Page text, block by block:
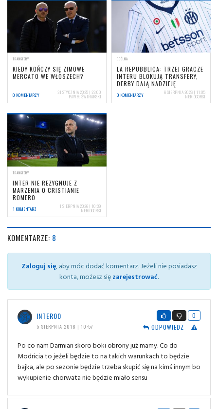
TRANSFERY
KIEDY KOŃCZY SIĘ ZIMOWE
MERCATO WE WŁOSZECH?
0 KOMENTARZY 31 STYCZNIA 2025 | 23:00
PAWEŁ ŚWINARSKI
OGÓLNA
LA REPUBBLICA: TRZEJ GRACZE
INTERU BLOKUJĄ TRANSFERY,
DERBY DAJĄ NADZIEJĘ
0 KOMENTARZY 6 SIERPNIA 2026 | 11:05
NERIOCORSI
TRANSFERY
INTER NIE REZYGNUJE Z
MARZENIA O CRISTIANIE
ROMERO
1 KOMENTARZ 1 SIERPNIA 2026 | 10:39
NERIOCORSI
KOMENTARZE: 8
Zaloguj się, aby móc dodać komentarz. Jeżeli nie posiadasz
konta, możesz sięzarejestrować.
INTER00
5 SIERPNIA 2018 | 10:57
0
ODPOWIEDZ
Po co nam Darmian skoro boki obrony już mamy. Co do
Modricia to jeżeli będzie to na takich warunkach to będzie
bajka, ale po sezonie będzie trzeba skupić się na kimś innym bo
wykupienie chorwata nie będzie miało sensu